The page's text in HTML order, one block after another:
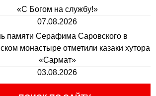
«С Богом на службу!»
07.08.2026
памяти Серафима Саровского в
монастыре отметили казаки хутора
«Сармат»
03.08.2026